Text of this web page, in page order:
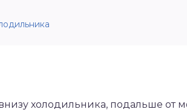
холодильника, подальше от